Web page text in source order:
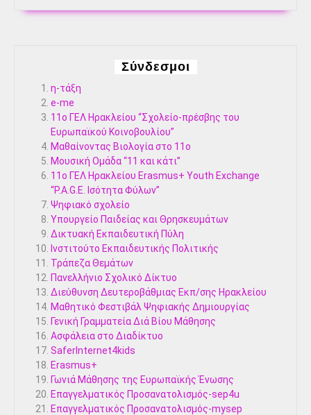
Σύνδεσμοι
η-τάξη
e-me
11ο ΓΕΛ Ηρακλείου “Σχολείο-πρέσβης του
Ευρωπαϊκού Κοινοβουλίου”
Μαθαίνοντας Βιολογία στο 11ο
Μουσική Ομάδα “11 και κάτι”
11ο ΓΕΛ Ηρακλείου Erasmus+ Youth Exchange
“P.A.G.E. Ισότητα Φύλων”
Ψηφιακό σχολείο
Υπουργείο Παιδείας και Θρησκευμάτων
Δικτυακή Εκπαιδευτική Πύλη
Ινστιτούτο Εκπαιδευτικής Πολιτικής
Τράπεζα Θεμάτων
Πανελλήνιο Σχολικό Δίκτυο
Διεύθυνση Δευτεροβάθμιας Εκπ/σης Ηρακλείου
Μαθητικό Φεστιβάλ Ψηφιακής Δημιουργίας
Γενική Γραμματεία Διά Βίου Μάθησης
Ασφάλεια στο Διαδίκτυο
SaferInternet4kids
Erasmus+
Γωνιά Μάθησης της Ευρωπαϊκής Ένωσης
Επαγγελματικός Προσανατολισμός-sep4u
Επαγγελματικός Προσανατολισμός-mysep